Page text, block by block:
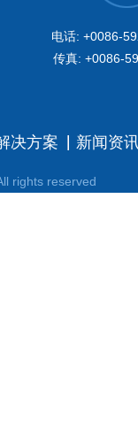
电话: +0086-
传真: +0086-
决方案 新闻资
rights reserved